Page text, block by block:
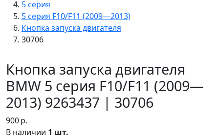
5 серия
5 серия F10/F11 (2009—2013)
Кнопка запуска двигателя
30706
Кнопка запуска двигателя
BMW 5 серия F10/F11 (2009—
2013) 9263437 | 30706
900р.
В наличии 1 шт.